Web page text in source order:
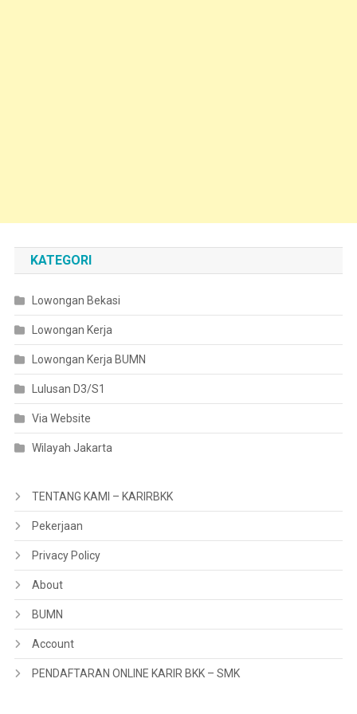
KATEGORI
Lowongan Bekasi
Lowongan Kerja
Lowongan Kerja BUMN
Lulusan D3/S1
Via Website
Wilayah Jakarta
TENTANG KAMI – KARIRBKK
Pekerjaan
Privacy Policy
About
BUMN
Account
PENDAFTARAN ONLINE KARIR BKK – SMK